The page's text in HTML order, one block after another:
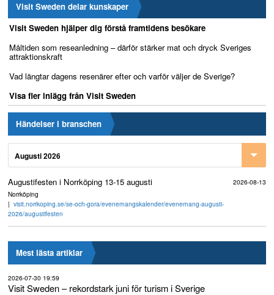
Visit Sweden delar kunskaper
Visit Sweden hjälper dig förstå framtidens besökare
Måltiden som reseanledning – därför stärker mat och dryck Sveriges
attraktionskraft
Vad längtar dagens resenärer efter och varför väljer de Sverige?
Visa fler inlägg från Visit Sweden
Händelser i branschen
Augusti 2026
Augustifesten i Norrköping 13-15 augusti
2026-08-13
Norrköping
visit.norrkoping.se/se-och-gora/evenemangskalender/evenemang-augusti-
2026/augustifesten
Mest lästa artiklar
2026-07-30 19:59
Visit Sweden – rekordstark juni för turism i Sverige